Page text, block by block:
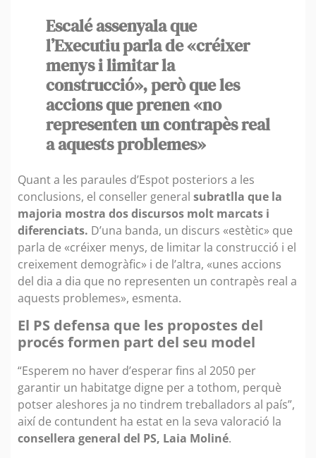
Escalé assenyala que
l’Executiu parla de «créixer
menys i limitar la
construcció», però que les
accions que prenen «no
representen un contrapès real
a aquests problemes»
Quant a les paraules d’Espot posteriors a les
conclusions, el conseller general subratlla que la
majoria mostra dos discursos molt marcats i
diferenciats. D’una banda, un discurs «estètic» que
parla de «créixer menys, de limitar la construcció i el
creixement demogràfic» i de l’altra, «unes accions
del dia a dia que no representen un contrapès real a
aquests problemes», esmenta.
El PS defensa que les propostes del
procés formen part del seu model
“Esperem no haver d’esperar fins al 2050 per
garantir un habitatge digne per a tothom, perquè
potser aleshores ja no tindrem treballadors al país”,
així de contundent ha estat en la seva valoració la
consellera general del PS, Laia Moliné.